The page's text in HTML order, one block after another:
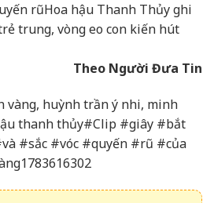
rũHoa hậu Thanh Thủy ghi
trung, vòng eo con kiến hút
Theo Người Đưa Tin
vàng, huỳnh trần ý nhi, minh
thanh thủy#Clip #giây #bắt
#sắc #vóc #quyến #rũ #của